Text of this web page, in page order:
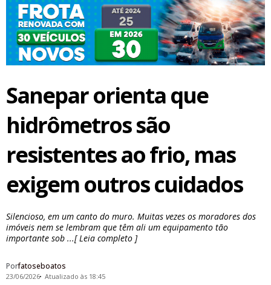
Sanepar orienta que
hidrômetros são
resistentes ao frio, mas
exigem outros cuidados
Silencioso, em um canto do muro. Muitas vezes os moradores dos
imóveis nem se lembram que têm ali um equipamento tão
importante sob ...[ Leia completo ]
Porfatoseboatos
23/06/2026 Atualizado às 18:45